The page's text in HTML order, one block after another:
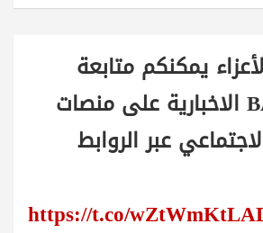
يمكنكم متابعة
وكالة BAZ الاخبارية على منصات
عبر الروابط
https://t.co/